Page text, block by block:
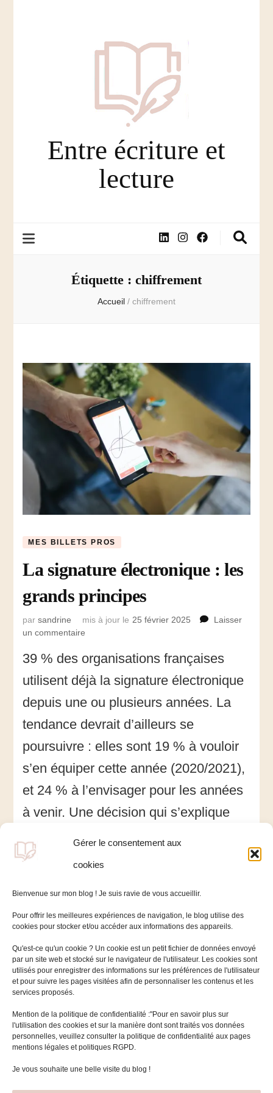
Gérer le consentement aux
cookies
Bienvenue sur mon blog ! Je suis ravie de vous accueillir.
Pour offrir les meilleures expériences de navigation, le blog utilise des
cookies pour stocker et/ou accéder aux informations des appareils.
Qu'est-ce qu'un cookie ? Un cookie est un petit fichier de données envoyé
par un site web et stocké sur le navigateur de l'utilisateur. Les cookies sont
utilisés pour enregistrer des informations sur les préférences de l'utilisateur
et pour suivre les pages visitées afin de personnaliser les contenus et les
services proposés.
Mention de la politique de confidentialité :"Pour en savoir plus sur
l'utilisation des cookies et sur la manière dont sont traités vos données
personnelles, veuillez consulter la politique de confidentialité aux pages
mentions légales et politiques RGPD.
Je vous souhaite une belle visite du blog !
Entre écriture et
lecture
Étiquette : chiffrement
Accueil / chiffrement
MES BILLETS PROS
La signature électronique : les
grands principes
parsandrine mis à jour le 25 février 2025
Laisser
un commentaire
signature
:
grands
principes
39 % des organisations françaises
utilisent déjà la signature électronique
depuis une ou plusieurs années. La
tendance devrait d’ailleurs se
poursuivre : elles sont 19 % à vouloir
s’en équiper cette année (2020/2021),
et 24 % à l’envisager pour les années
à venir. Une décision qui s’explique
Covid-19, décisif pour près de 70 %
Politique de cookies (UE)
Rechercher :